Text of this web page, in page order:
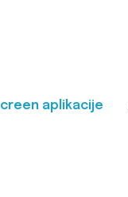
aplikacije